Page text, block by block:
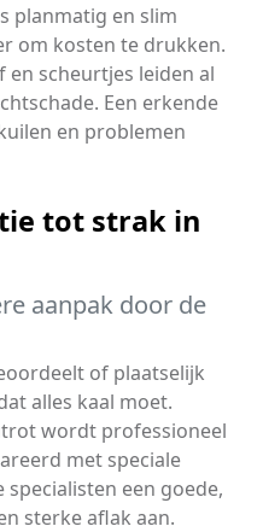
planmatig en slim
om kosten te drukken.
scheurtjes leiden al
Een erkende
en problemen
tot strak in
aanpak door de
of plaatselijk
alles kaal moet.
wordt professioneel
met speciale
een goede,
sterke aflak aan.